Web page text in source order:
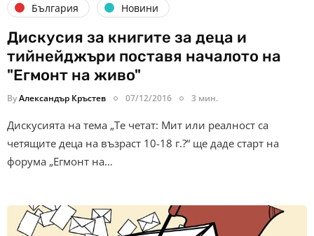
България Новини
Дискусия за книгите за деца и
тийнейджъри поставя началото на
"Егмонт на живо"
ByАлександър Кръстев 07/12/2016 3 мин.
Дискусията на тема „Те четат: Мит или реалност са
четящите деца на възраст 10-18 г.?“ ще даде старт на
форума „Егмонт на…